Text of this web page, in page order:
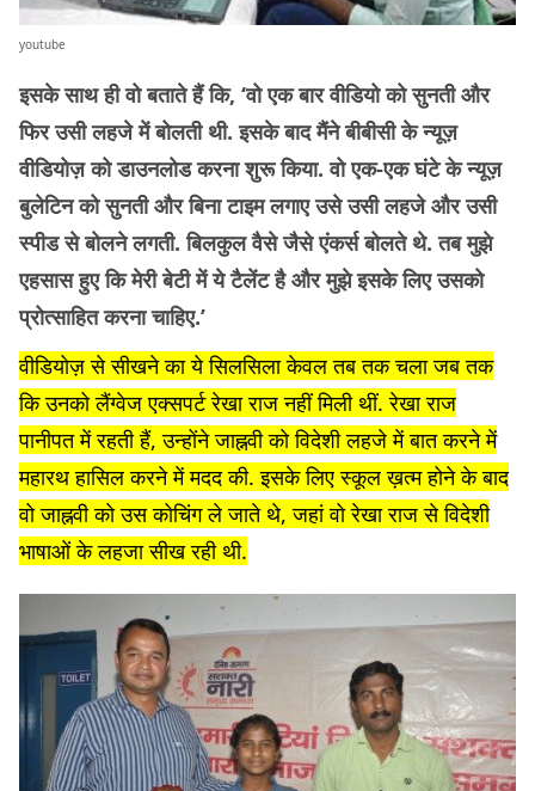
youtube
इसके साथ ही वो बताते हैं कि, ‘वो एक बार वीडियो को सुनती और
फिर उसी लहजे में बोलती थी. इसके बाद मैंने बीबीसी के न्यूज़
वीडियोज़ को डाउनलोड करना शुरू किया. वो एक-एक घंटे के न्यूज़
बुलेटिन को सुनती और बिना टाइम लगाए उसे उसी लहजे और उसी
स्पीड से बोलने लगती. बिलकुल वैसे जैसे एंकर्स बोलते थे. तब मुझे
एहसास हुए कि मेरी बेटी में ये टैलेंट है और मुझे इसके लिए उसको
प्रोत्साहित करना चाहिए.’
वीडियोज़ से सीखने का ये सिलसिला केवल तब तक चला जब तक
कि उनको लैंग्वेज एक्सपर्ट रेखा राज नहीं मिली थीं. रेखा राज
पानीपत में रहती हैं, उन्होंने जाह्नवी को विदेशी लहजे में बात करने में
महारथ हासिल करने में मदद की. इसके लिए स्कूल ख़त्म होने के बाद
वो जाह्नवी को उस कोचिंग ले जाते थे, जहां वो रेखा राज से विदेशी
भाषाओं के लहजा सीख रही थी.